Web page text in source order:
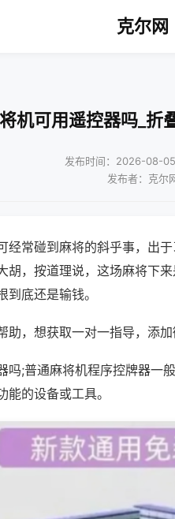
克尔网
机可用遥控器吗_
发布时间：2026-08-
发布者：克尔
经常碰到麻将的斜乎事，出
胡，按道理说，这场麻将下
底还是输钱。
助，想获取一对一指导，添
吗;普通麻将机程序控牌器一
的设备或工具。